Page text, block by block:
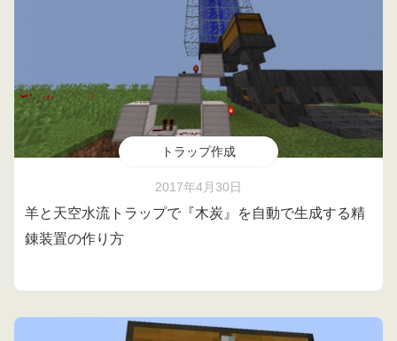
トラップ作成
2017年4月30日
羊と天空水流トラップで『木炭』を自動で生成する精
錬装置の作り方